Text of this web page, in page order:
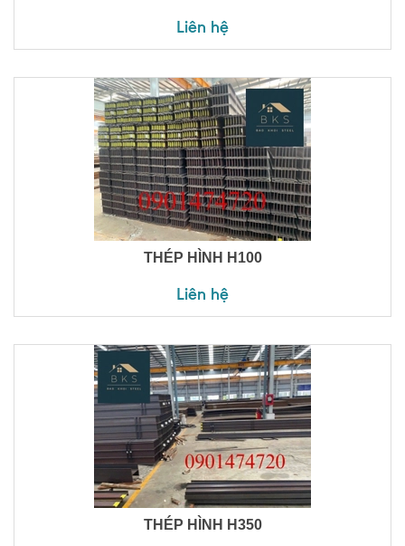
Liên hệ
THÉP HÌNH H100
Liên hệ
THÉP HÌNH H350